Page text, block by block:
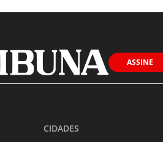
ASSINE
CIDADES